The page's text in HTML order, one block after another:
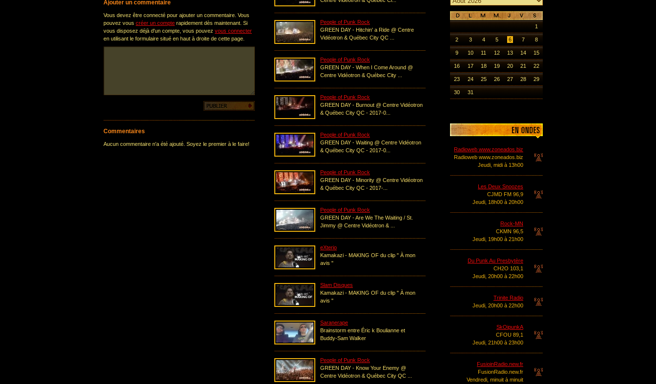
Ajouter un commentaire
Vous devez être connecté pour ajouter un commentaire. Vous
pouvez vous créer un compte rapidement dès maintenant. Si
vous disposez déjà d'un compte, vous pouvez vous connecter
en utilisant le formulaire situé en haut à droite de cette page.
Commentaires
Aucun commentaire n'a été ajouté. Soyez le premier à le faire!
People of Punk Rock
GREEN DAY - Hitchin' a Ride @ Centre
Vidéotron & Québec City QC ...
People of Punk Rock
GREEN DAY - When I Come Around @
Centre Vidéotron & Québec City ...
People of Punk Rock
GREEN DAY - Burnout @ Centre Vidéotron
& Québec City QC - 2017-0...
People of Punk Rock
GREEN DAY - Waiting @ Centre Vidéotron
& Québec City QC - 2017-0...
People of Punk Rock
GREEN DAY - Minority @ Centre Vidéotron
& Québec City QC - 2017-...
People of Punk Rock
GREEN DAY - Are We The Waiting / St.
Jimmy @ Centre Vidéotron & ...
eXterio
Kamakazi - MAKING OF du clip " À mon
avis "
Slam Disques
Kamakazi - MAKING OF du clip " À mon
avis "
Saranerape
Brainstorm entre Éric k Boulianne et
Buddy-Sam Walker
People of Punk Rock
GREEN DAY - Know Your Enemy @
Centre Vidéotron & Québec City QC ...
1
2 3 4 5 6 7 8
9 10 11 12 13 14 15
16 17 18 19 20 21 22
23 24 25 26 27 28 29
30 31
Radioweb www.zoneados.biz
Radioweb www.zoneados.biz
Jeudi, midi à 13h00
Les Deux Snoozes
CJMD FM 96,9
Jeudi, 18h00 à 20h00
Rock-MN
CKMN 96,5
Jeudi, 19h00 à 21h00
Du Punk Au Presbytère
CH2O 103,1
Jeudi, 20h00 à 22h00
Trinite Radio
Jeudi, 20h00 à 22h00
SkOipunkA
CFOU 89,1
Jeudi, 21h00 à 23h00
FusioinRadio.new.fr
FusionRadio.new.fr
Vendredi, minuit à minuit